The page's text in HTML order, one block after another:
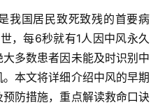
我国居民致死致残的首要病
，每6秒就有1人因中风永久
多数患者因未能及时识别中
本文将详细介绍中风的早期
防措施，重点解读救命口诀